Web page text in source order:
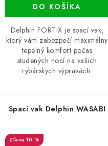
DO KOŠÍKA
Delphin FORTIX je spací vak,
ktorý vám zabezpečí maximálny
tepelný komfort počas
studených nocí na vašich
rybárskych výpravách.
Spací vak Delphin WASABI
10 %